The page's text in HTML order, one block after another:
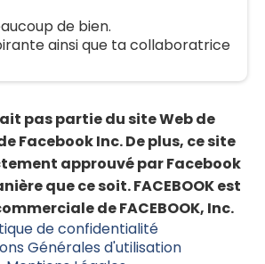
de bien.
ainsi que ta collaboratrice
pas partie du site Web de
Facebook Inc. De plus, ce site
approuvé par Facebook
que ce soit. FACEBOOK est
de FACEBOOK, Inc.
de confidentialité
Générales d'utilisation